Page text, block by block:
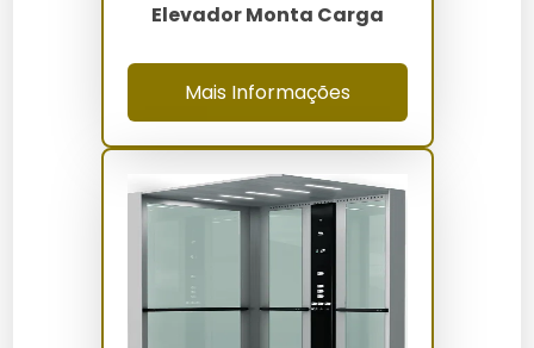
antes de iniciar a subida.
Quanto Custa Elevador Monta
Carga Industrial
Os preços variam entre R$50.000 e R$150.000,
dependendo da capacidade e características
adicionais. Fatores como material de construção e
sistemas de segurança influenciam o custo.
Elevador Monta Carga
Mais Informações